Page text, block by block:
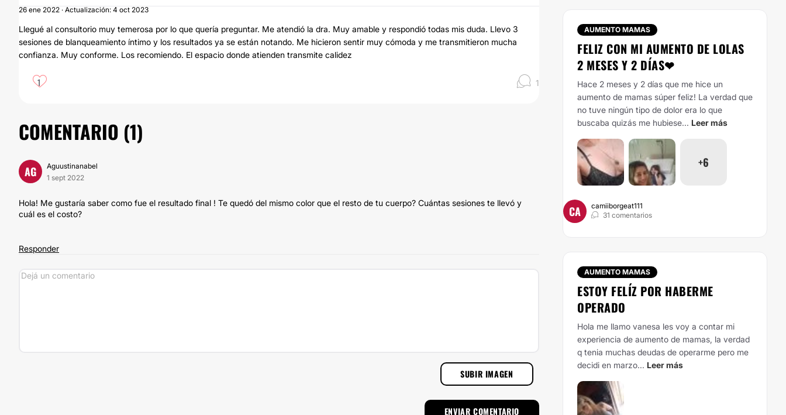
26 ene 2022 · Actualización: 4 oct 2023
Llegué al consultorio muy temerosa por lo que quería preguntar. Me atendió la dra. Muy amable y respondió todas mis duda. Llevo 3
sesiones de blanqueamiento íntimo y los resultados ya se están notando. Me hicieron sentir muy cómoda y me transmitieron mucha
confianza. Muy conforme. Los recomiendo. El espacio donde atienden transmite calidez
1 1
COMENTARIO (1)
AG
Aguustinanabel
1 sept 2022
Hola! Me gustaría saber como fue el resultado final ! Te quedó del mismo color que el resto de tu cuerpo? Cuántas sesiones te llevó y
cuál es el costo?
Responder
SUBIR IMAGEN
AUMENTO MAMAS
FELIZ CON MI AUMENTO DE LOLAS
2 MESES Y 2 DÍAS❤
Hace 2 meses y 2 días que me hice un
aumento de mamas súper feliz! La verdad que
no tuve ningún tipo de dolor era lo que
buscaba quizás me hubiese... Leer más
+6
CA
camiiborgeat111
31 comentarios
AUMENTO MAMAS
ESTOY FELÍZ POR HABERME
OPERADO
Hola me llamo vanesa les voy a contar mi
experiencia de aumento de mamas, la verdad
q tenia muchas deudas de operarme pero me
decidi en marzo... Leer más